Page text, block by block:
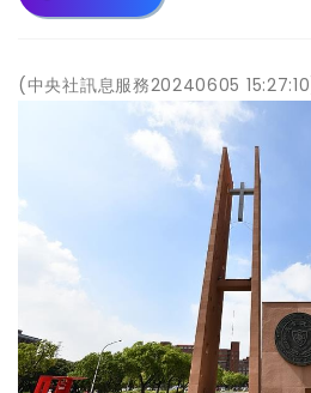
(中央社訊息服務20240605